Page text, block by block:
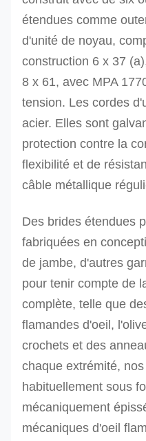
étendues comme
d'unité de noyau,
construction 6 x 37
8 x 61, avec MPA
tension. Les cordes
acier. Elles sont
protection contre la
flexibilité et de
câble métallique
Des brides étendues
fabriquées en
de jambe, d'autres
pour tenir compte de
complète, telle que
flamandes d'oeil,
crochets et des
chaque extrémité,
habituellement sous
mécaniquement
mécaniques d'oeil